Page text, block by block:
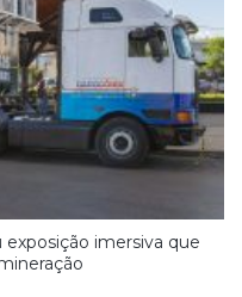
exposição imersiva que